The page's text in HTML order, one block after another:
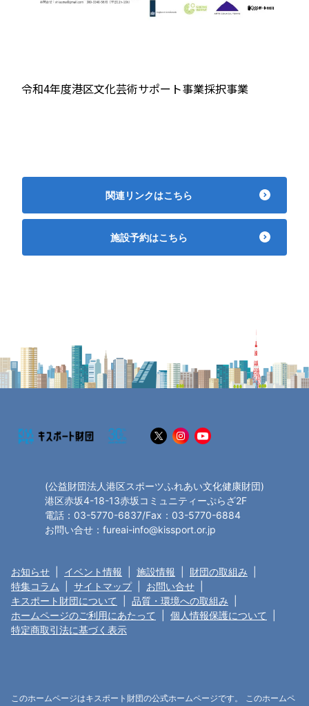
令和4年度港区文化芸術サポート事業採択事業
関連リンクはこちら
施設予約はこちら
(公益財団法人港区スポーツふれあい文化健康財団)
港区赤坂4-18-13赤坂コミュニティーぷらざ2F
電話：03-5770-6837/Fax：03-5770-6884
お問い合せ：fureai-info@kissport.or.jp
お知らせ イベント情報 施設情報 財団の取組み
特集コラム
サイトマップ お問い合せ
キスポート財団について
品質・環境への取組み
ホームページのご利用にあたって
個人情報保護について
特定商取引法に基づく表示
このホームページはキスポート財団の公式ホームページです。 このホームペ